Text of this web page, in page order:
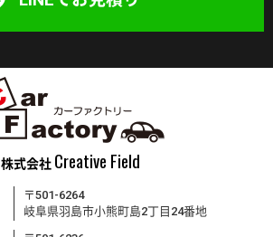
株式会社 Creative Field
〒501-6264
岐阜県羽島市小熊町島2丁目24番地